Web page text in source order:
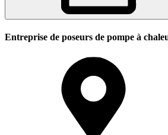
Entreprise de poseurs de pompe à